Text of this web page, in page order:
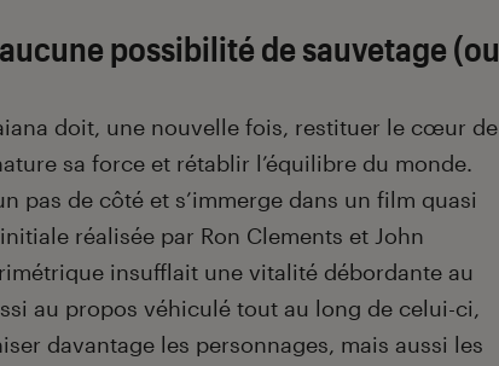
possibilité de sauvetage (ou
doit, une nouvelle fois, restituer le cœur de
sa force et rétablir l’équilibre du monde.
pas de côté et s’immerge dans un film quasi
réalisée par Ron Clements et John
insufflait une vitalité débordante au
au propos véhiculé tout au long de celui-ci,
davantage les personnages, mais aussi les